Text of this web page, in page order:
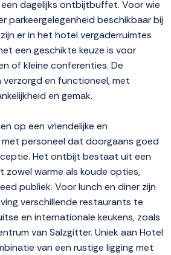
dagelijks ontbijtbuffet. Voor wie
parkeergelegenheid beschikbaar bij
er in het hotel vergaderruimtes
een geschikte keuze is voor
of kleine conferenties. De
verzorgd en functioneel, met
en gemak.
op een vriendelijke en
met personeel dat doorgaans goed
Het ontbijt bestaat uit een
zowel warme als koude opties,
publiek. Voor lunch en diner zijn
verschillende restaurants te
en internationale keukens, zoals
van Salzgitter. Uniek aan Hotel
van een rustige ligging met